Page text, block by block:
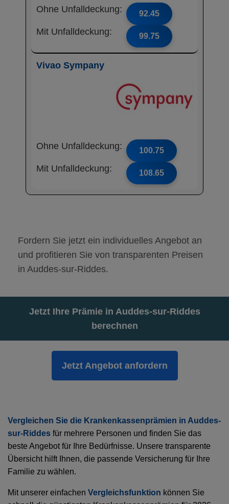
Ohne Unfalldeckung: 92.45
Mit Unfalldeckung: 99.75
Vivao Sympany
Ohne Unfalldeckung: 100.75
Mit Unfalldeckung: 108.65
Fordern Sie jetzt ein individuelles Angebot an
und profitieren Sie von transparenten Preisen
in Auddes-sur-Riddes.
Jetzt Ihre Prämie in Auddes-sur-Riddes
berechnen
Jetzt Angebot anfordern
Vergleichen Sie die Krankenkassenprämien in Auddes-
sur-Riddes für mehrere Personen und finden Sie das
beste Angebot für Ihre Bedürfnisse. Unsere transparente
Übersicht hilft Ihnen, die passende Versicherung für Ihre
Familie zu wählen.
Mit unserer einfachen Vergleichsfunktion können Sie